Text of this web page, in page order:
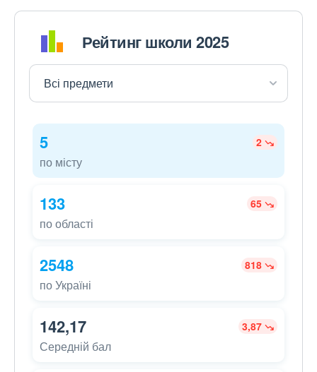
Рейтинг школи 2025
5 2
по місту
133 65
по області
2548 818
по Україні
142,17 3,87
Середній бал